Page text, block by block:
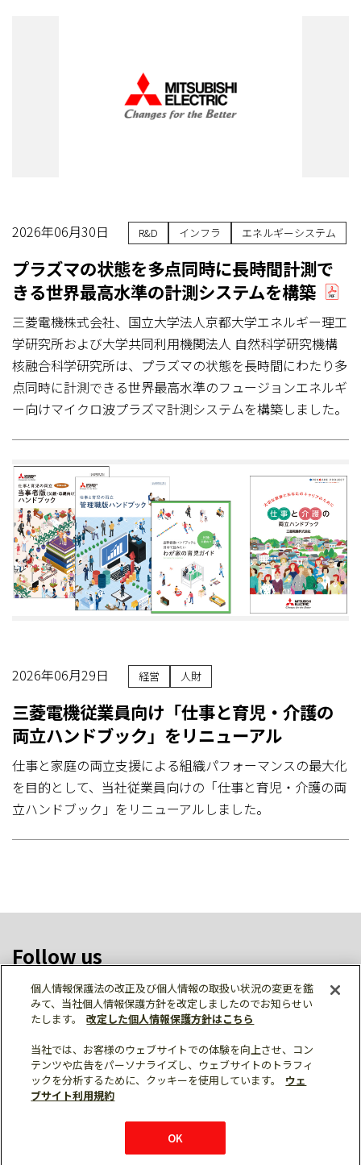
2026年06月30日 R&D インフラ エネルギーシステム
プラズマの状態を多点同時に長時間計測で
きる世界最高水準の計測システムを構築
三菱電機株式会社、国立大学法人京都大学エネルギー理工
学研究所および大学共同利用機関法人 自然科学研究機構
核融合科学研究所は、プラズマの状態を長時間にわたり多
点同時に計測できる世界最高水準のフュージョンエネルギ
ー向けマイクロ波プラズマ計測システムを構築しました。
2026年06月29日 経営 人財
三菱電機従業員向け「仕事と育児・介護の
両立ハンドブック」をリニューアル
仕事と家庭の両立支援による組織パフォーマンスの最大化
を目的として、当社従業員向けの「仕事と育児・介護の両
立ハンドブック」をリニューアルしました。
Follow us
個人情報保護 利用規約
© Mitsubishi Electric Corporation
個人情報保護法の改正及び個人情報の取扱い状況の変更を鑑
みて、当社個人情報保護方針を改定しましたのでお知らせい
たします。
改定した個人情報保護方針はこちら
当社では、お客様のウェブサイトでの体験を向上させ、コン
テンツや広告をパーソナライズし、ウェブサイトのトラフィ
ックを分析するために、クッキーを使用しています。
ウェ
ブサイト利用規約
OK